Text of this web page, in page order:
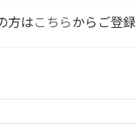
方は こちらからご登